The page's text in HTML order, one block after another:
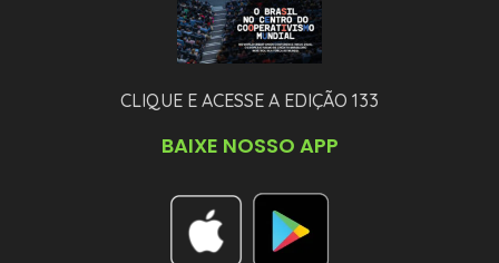
CLIQUE E ACESSE A EDIÇÃO 133
BAIXE NOSSO APP